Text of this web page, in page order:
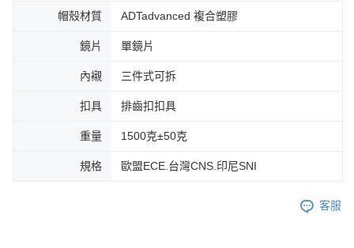
帽殼材質 ADTadvanced 複合塑膠
鏡片 單鏡片
內襯 三件式可拆
扣具 排齒扣扣具
重量 1500克±50克
規格 歐盟ECE.台灣CNS.印尼SNI
客服